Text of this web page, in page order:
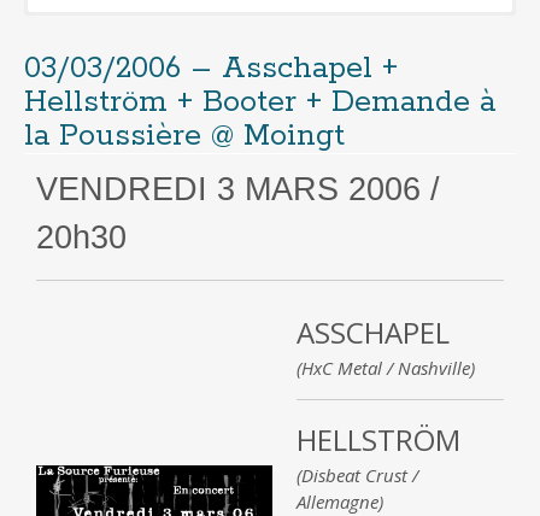
Cliquer pour télécharger gratuitement
l’album
(format mp3 320kbps + jaquettes)
Si besoin, télécharger 7-Zip pour
décompresser l’archive
03/03/2006 – Asschapel +
Hellström + Booter + Demande à
la Poussière @ Moingt
VENDREDI 3 MARS 2006 /
20h30
ASSCHAPEL
(HxC Metal / Nashville)
HELLSTRÖM
(Disbeat Crust /
Allemagne)